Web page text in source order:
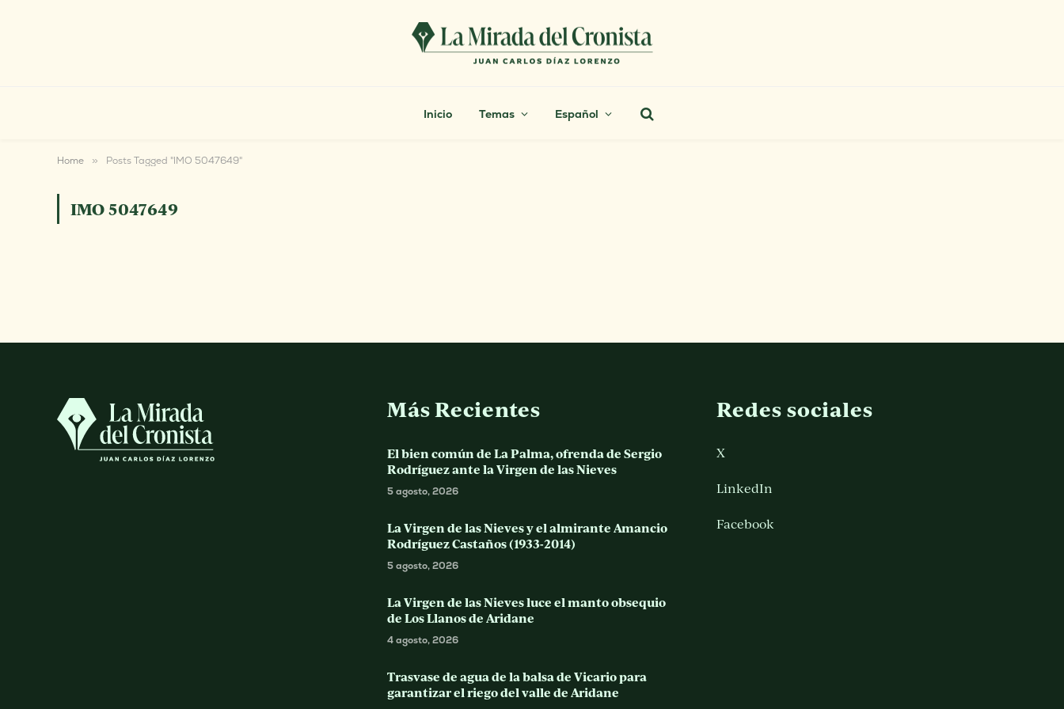
Inicio Temas Español
Home » Posts Tagged "IMO 5047649"
IMO 5047649
Más Recientes
El bien común de La Palma, ofrenda de Sergio
Rodríguez ante la Virgen de las Nieves
5 agosto, 2026
La Virgen de las Nieves y el almirante Amancio
Rodríguez Castaños (1933-2014)
5 agosto, 2026
La Virgen de las Nieves luce el manto obsequio
de Los Llanos de Aridane
4 agosto, 2026
Trasvase de agua de la balsa de Vicario para
garantizar el riego del valle de Aridane
Redes sociales
X
LinkedIn
Facebook